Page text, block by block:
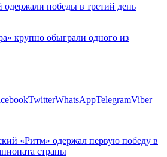
победы в третий день
крупно обыграли одного из
TwitterWhatsAppTelegramViber
«Ритм» одержал первую победу в
страны